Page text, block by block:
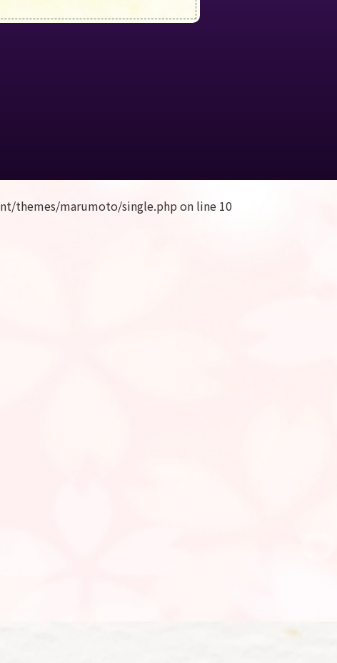
themes/marumoto/single.phpon line 10